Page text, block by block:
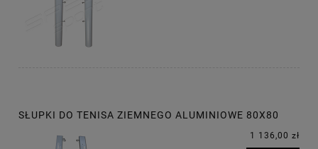
SŁUPKI DO TENISA ZIEMNEGO ALUMINIOWE 80X80
1 136,00 zł